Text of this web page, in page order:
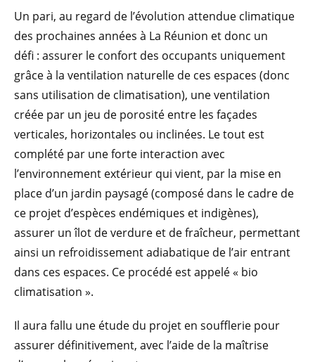
Un pari, au regard de l’évolution attendue climatique
des prochaines années à La Réunion et donc un
défi : assurer le confort des occupants uniquement
grâce à la ventilation naturelle de ces espaces (donc
sans utilisation de climatisation), une ventilation
créée par un jeu de porosité entre les façades
verticales, horizontales ou inclinées. Le tout est
complété par une forte interaction avec
l’environnement extérieur qui vient, par la mise en
place d’un jardin paysagé (composé dans le cadre de
ce projet d’espèces endémiques et indigènes),
assurer un îlot de verdure et de fraîcheur, permettant
ainsi un refroidissement adiabatique de l’air entrant
dans ces espaces. Ce procédé est appelé « bio
climatisation ».
Il aura fallu une étude du projet en soufflerie pour
assurer définitivement, avec l’aide de la maîtrise